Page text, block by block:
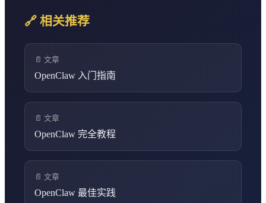
🔗 相关推荐
📄 文章
OpenClaw 入门指南
📄 文章
OpenClaw 完全教程
📄 文章
OpenClaw 最佳实践